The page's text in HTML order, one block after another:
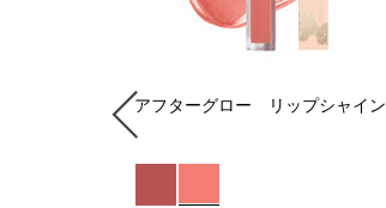
アフターグロー リップシャイン